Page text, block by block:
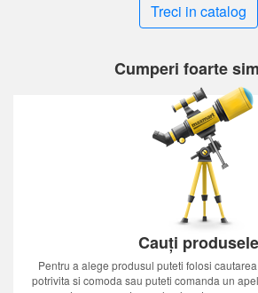
Treci in catalog
Cumperi foarte
Cauți produsele
Pentru a alege produsul puteti folosi
potrivita si comoda sau puteti comanda un